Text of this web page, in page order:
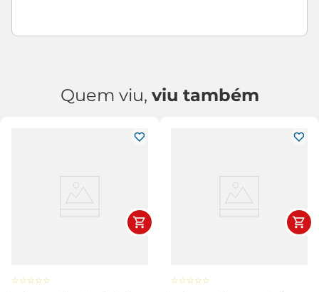
Quem viu, viu também
☆☆☆☆☆
☆☆☆☆☆